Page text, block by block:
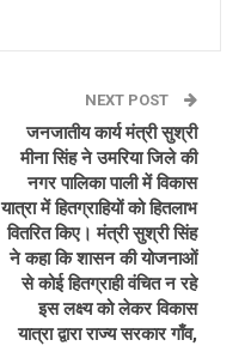
NEXT POST
जनजातीय कार्य मंत्री सुश्री
मीना सिंह ने उमरिया जिले की
नगर पालिका पाली में विकास
यात्रा में हितग्राहियों को हितलाभ
वितरित किए। मंत्री सुश्री सिंह
ने कहा कि शासन की योजनाओं
से कोई हितग्राही वंचित न रहे
इस लक्ष्य को लेकर विकास
यात्रा द्वारा राज्य सरकार गाँव,